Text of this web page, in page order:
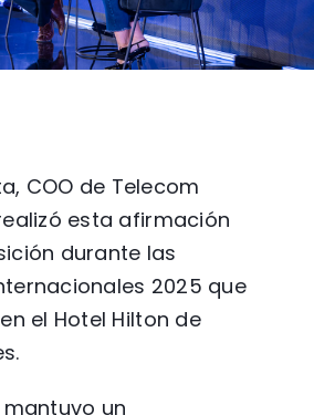
COO de Telecom
esta afirmación
durante las
2025 que
el Hotel Hilton de
mantuvo un